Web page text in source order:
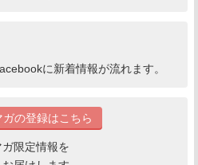
に新着情報が流れます。
ガの登録はこちら
ガ限定情報を